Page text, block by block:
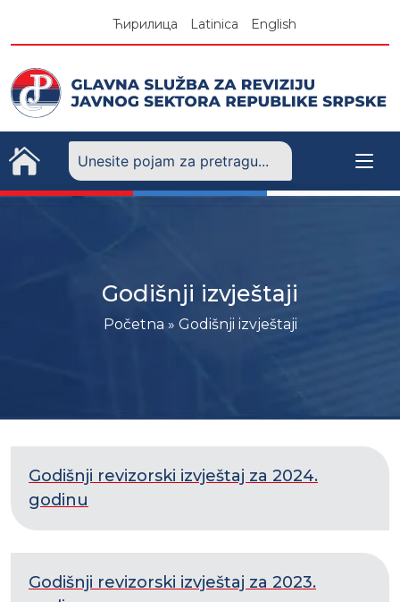
Ћирилица Latinica English
Godišnji izvještaji
Početna » Godišnji izvještaji
Godišnji revizorski izvještaj za 2024.
godinu
Godišnji revizorski izvještaj za 2023.